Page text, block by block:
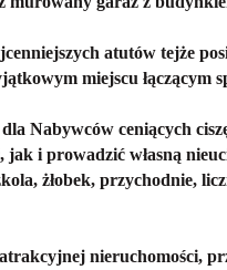
atutów tejże
miejscu
Nabywców ceniących
jak i prowadzić własną
żłobek, przychodnie,
nieruchomości,